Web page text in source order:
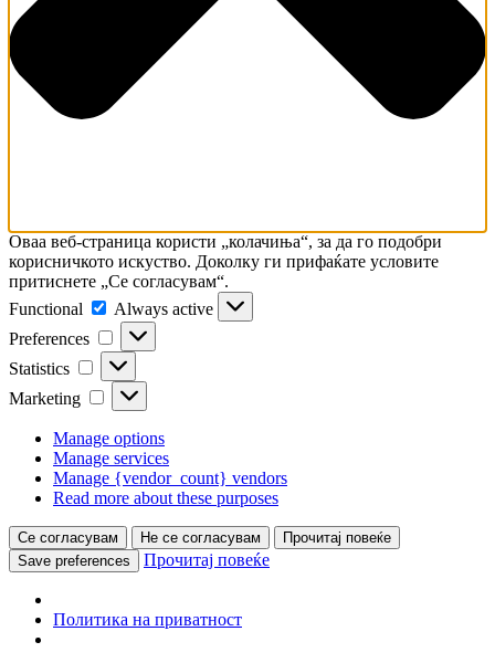
Оваа веб-страница користи „колачиња“, за да го подобри
корисничкото искуство. Доколку ги прифаќате условите
притиснете „Се согласувам“.
Functional
Always active
Preferences
Statistics
Marketing
Manage options
Manage services
Manage {vendor_count} vendors
Read more about these purposes
Се согласувам Не се согласувам
Прочитај повеќе
Save preferences
Прочитај повеќе
Политика на приватност